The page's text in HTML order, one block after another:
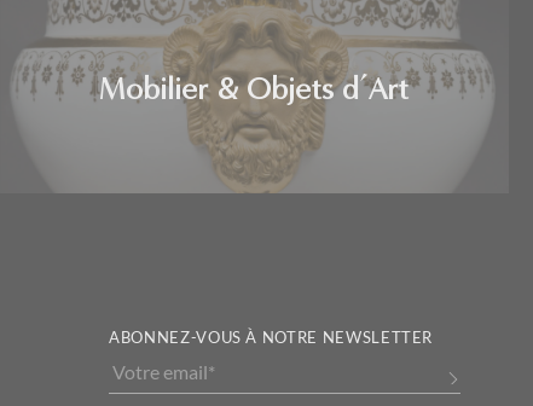
Mobilier & Objets d’Art
ABONNEZ-VOUS À NOTRE NEWSLETTER